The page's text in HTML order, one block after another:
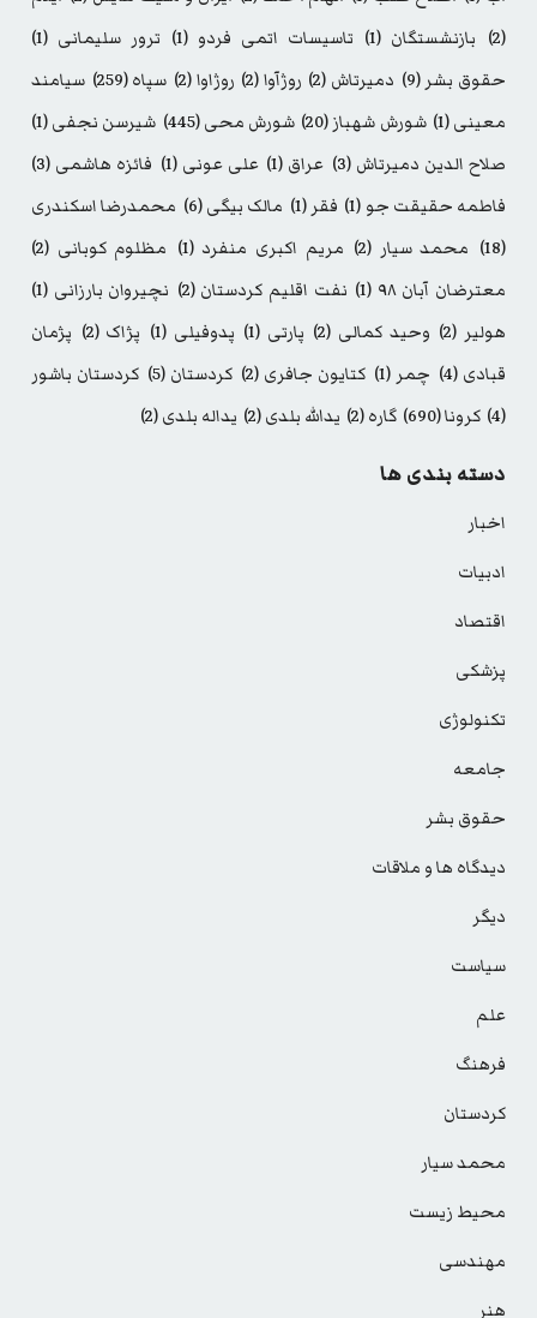
(2)
بازنشستگان (1) تاسیسات اتمی فردو (1) ترور سلیمانی (1)
حقوق بشر (9) دمیرتاش (2) روژآوا(2) روژاوا(2) سپاه(259)
سیامند
معینی(1) شورش شهباز(20) شورش محی(445) شیرسن نجفی(1)
صلاح الدین دمیرتاش (3) عراق (1) علی عونی (1) فائزه هاشمی (3)
فاطمه حقیقت جو (1) فقر (1) مالک بیگی(6)
محمدرضا اسکندری
(18)
محمد سیار (2) مریم اکبری منفرد (1) مظلوم کوبانی (2)
معترضان آبان ۹۸
(1) نفت اقلیم کردستان (2) نچیروان بارزانی (1)
هولیر (2) وحید کمالی (2) پارتی (1) پدوفیلی (1) پژاک (2)
پژمان
قبادی (4) چمر (1) کتایون جافری (2) کردستان (5)
کردستان باشور
(4)
کرونا(690) گاره(2) یدالله بلدی(2) یداله بلدی(2)
دسته بندی ها
اخبار
ادبیات
اقتصاد
پزشکی
تکنولوژی
جامعه
حقوق بشر
دیدگاه ها و ملاقات
دیگر
سیاست
علم
فرهنگ
کردستان
محمد سیار
محیط زیست
مهندسی
هنر